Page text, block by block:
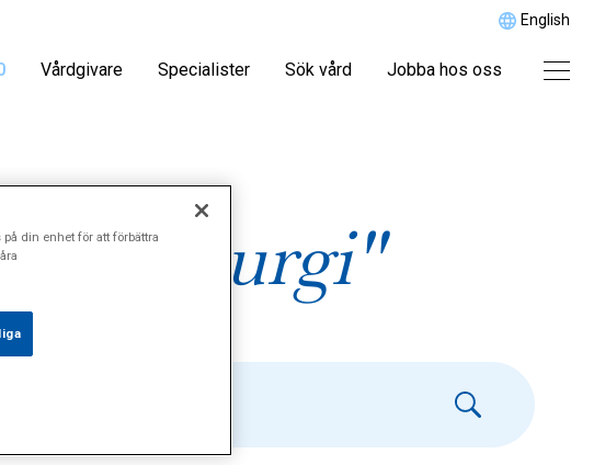
English
Vårdgivare Specialister Sök vård Jobba hos oss
din enhet för att förbättra